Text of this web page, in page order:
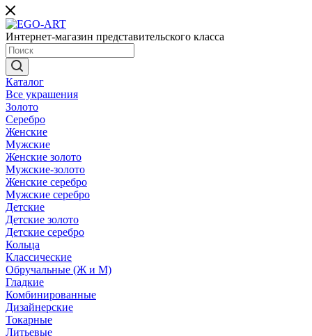
Интернет-магазин представительского класса
Каталог
Все украшения
Золото
Серебро
Женские
Мужские
Женские золото
Мужские-золото
Женские серебро
Мужские серебро
Детские
Детские золото
Детские серебро
Кольца
Классические
Обручальные (Ж и М)
Гладкие
Комбинированные
Дизайнерские
Токарные
Литьевые